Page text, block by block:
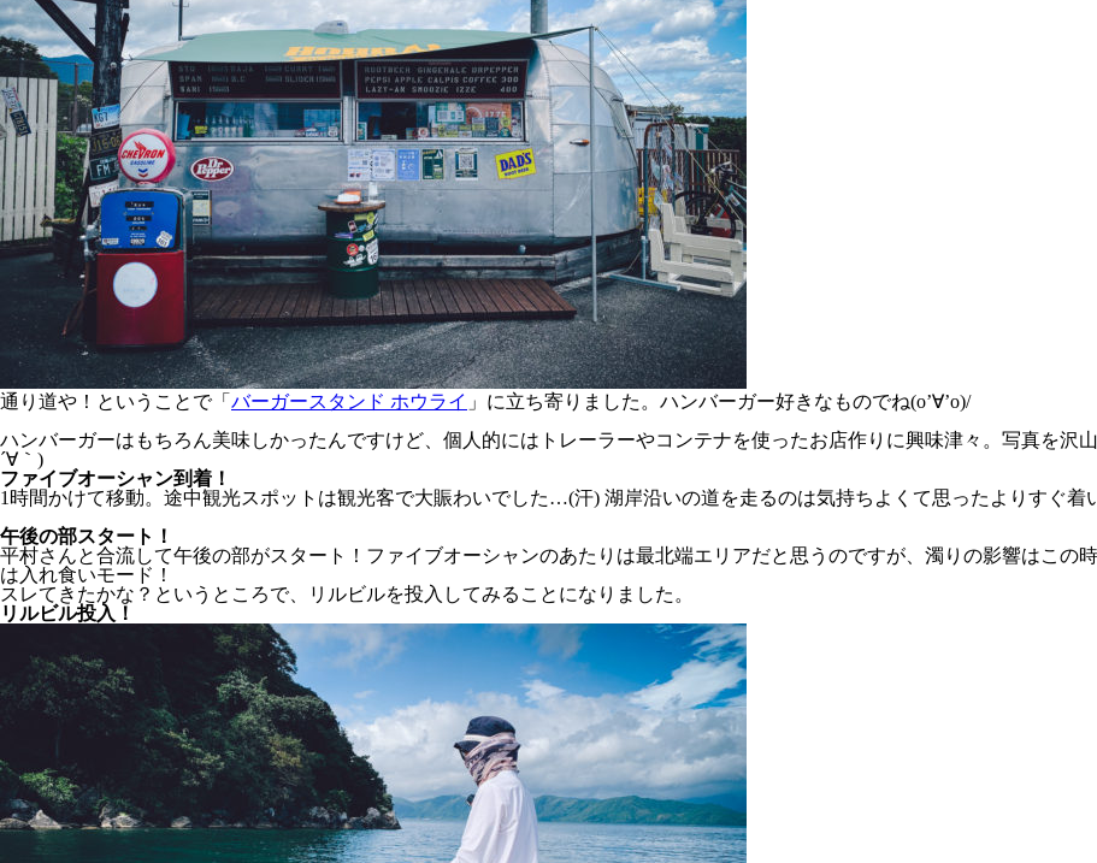
通り道や！ということで「 バーガースタンド ホウライ 」に立ち寄りました。ハンバーガー好きなものでね(o’∀’o)/
ハンバーガーはもちろん美味しかったんですけど、個人的にはトレーラーやコンテナを使ったお店作りに興味津々。写真を沢
´∀｀)
ファイブオーシャン到着！
1時間かけて移動。途中観光スポットは観光客で大賑わいでした…(汗) 湖岸沿いの道を走るのは気持ちよくて思ったよりすぐ着
午後の部スタート！
平村さんと合流して午後の部がスタート！ファイブオーシャンのあたりは最北端エリアだと思うのですが、濁りの影響はこの
は入れ食いモード！
スレてきたかな？というところで、リルビルを投入してみることになりました。
リルビル投入！